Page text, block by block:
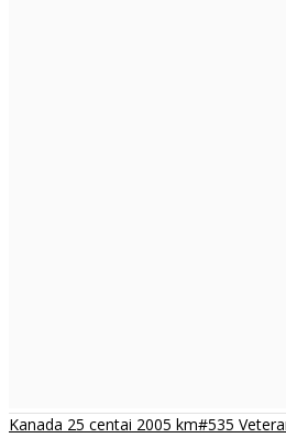
Kanada 25 centai 2005 km#535